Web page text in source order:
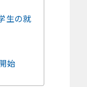
生の就
始